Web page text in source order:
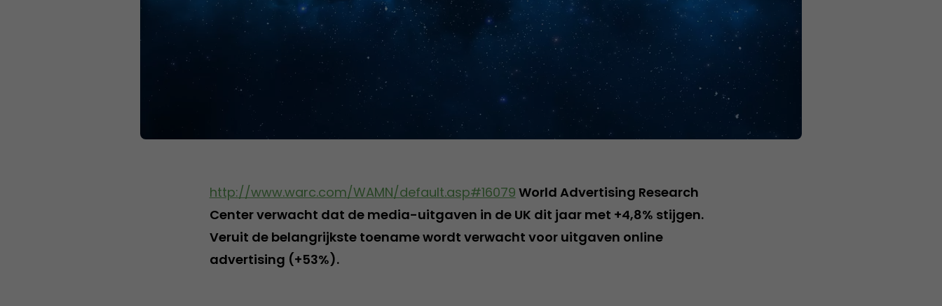
http://www.warc.com/WAMN/default.asp#16079 World Advertising Research
Center verwacht dat de media-uitgaven in de UK dit jaar met +4,8% stijgen.
Veruit de belangrijkste toename wordt verwacht voor uitgaven online
advertising (+53%).